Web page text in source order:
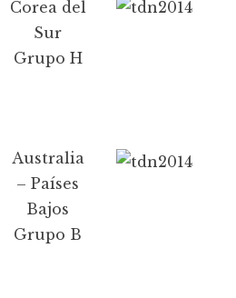
Corea del
Sur
Grupo H
Australia
– Países
Bajos
Grupo B